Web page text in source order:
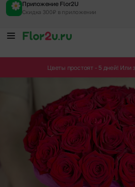
Приложение Flor2U
Скидка 300₽ в приложении
Цветы простоят - 5 дней! Или